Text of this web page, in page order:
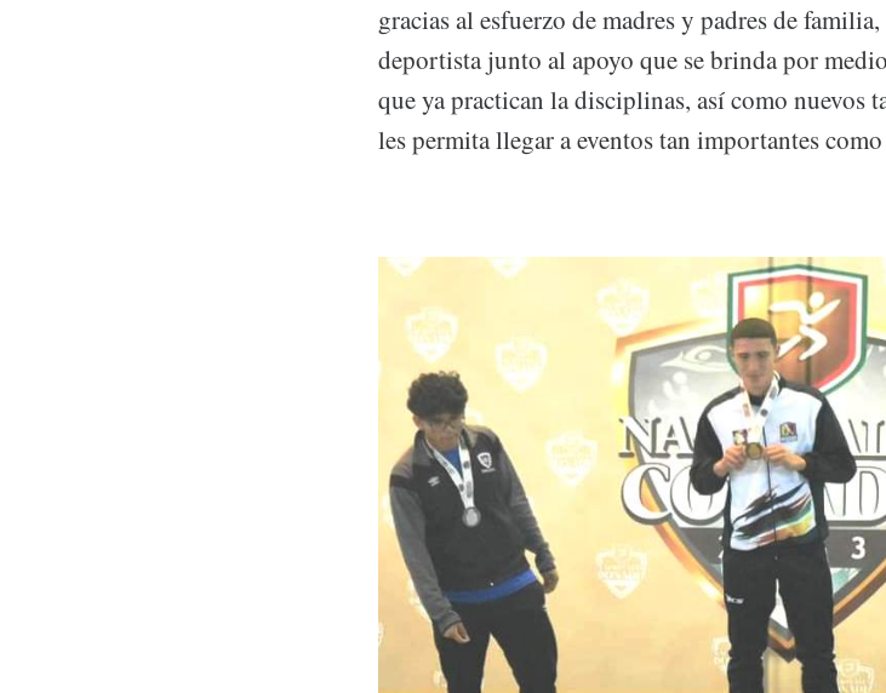
gracias al esfuerzo de madres y padres de
deportista junto al apoyo que se brinda por
que ya practican la disciplinas, así como nuevos
les permita llegar a eventos tan importantes